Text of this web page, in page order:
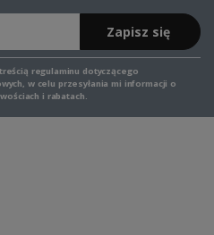
Zapisz się
treścią regulaminu dotyczącego
w celu przesyłania mi informacji o
i rabatach.